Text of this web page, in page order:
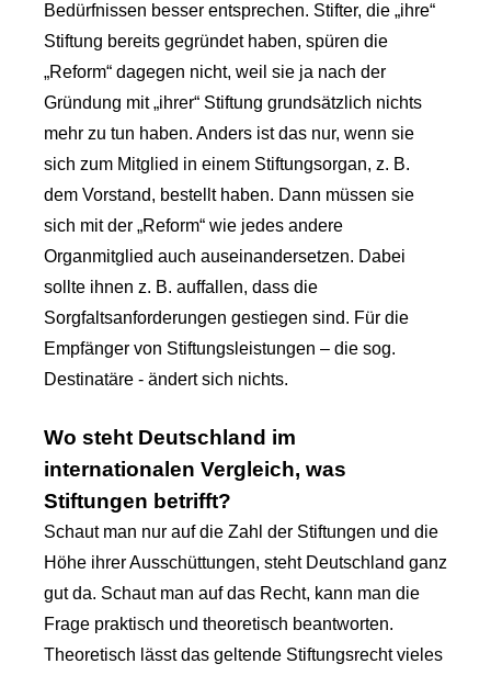
Bedürfnissen besser entsprechen. Stifter, die „ihre“
Stiftung bereits gegründet haben, spüren die
„Reform“ dagegen nicht, weil sie ja nach der
Gründung mit „ihrer“ Stiftung grundsätzlich nichts
mehr zu tun haben. Anders ist das nur, wenn sie
sich zum Mitglied in einem Stiftungsorgan, z. B.
dem Vorstand, bestellt haben. Dann müssen sie
sich mit der „Reform“ wie jedes andere
Organmitglied auch auseinandersetzen. Dabei
sollte ihnen z. B. auffallen, dass die
Sorgfaltsanforderungen gestiegen sind. Für die
Empfänger von Stiftungsleistungen – die sog.
Destinatäre - ändert sich nichts.
Wo steht Deutschland im
internationalen Vergleich, was
Stiftungen betrifft?
Schaut man nur auf die Zahl der Stiftungen und die
Höhe ihrer Ausschüttungen, steht Deutschland ganz
gut da. Schaut man auf das Recht, kann man die
Frage praktisch und theoretisch beantworten.
Theoretisch lässt das geltende Stiftungsrecht vieles